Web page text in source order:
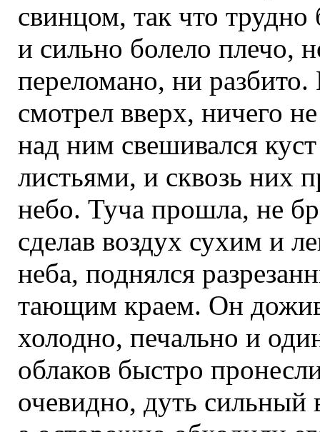
свинцом, так что
и сильно болело плечо,
переломано, ни
смотрел вверх, ничего
над ним свешивался
листьями, и сквозь них
небо. Туча прошла, не
сделав воздух сухим и
неба, поднялся
тающим краем. Он
холодно, печально и
облаков быстро
очевидно, дуть сильный